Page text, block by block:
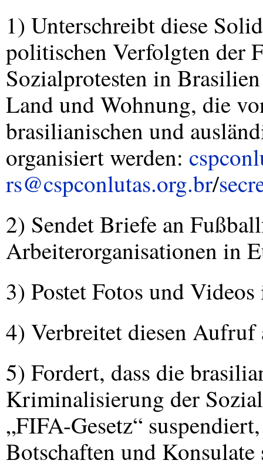
1) Unterschreibt diese
politischen Verfolgten der
Sozialprotesten in
Land und Wohnung, die
brasilianischen und
organisiert werden:
rs@cspconlutas.org.br/
2) Sendet Briefe an
Arbeiterorganisationen in
3) Postet Fotos und
4) Verbreitet diesen
5) Fordert, dass die
Kriminalisierung der
„FIFA-Gesetz“
Botschaften und Konsulate